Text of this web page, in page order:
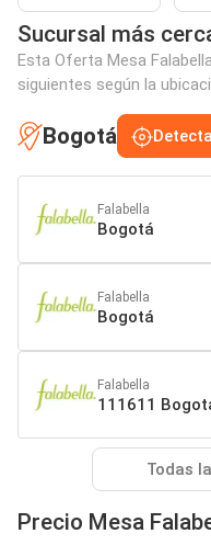
Sucursal más
Esta Oferta Mesa
siguientes según la
Bogotá
Falabella
Bogotá
Falabella
Bogotá
Falabella
111611
Todas
Precio Mesa